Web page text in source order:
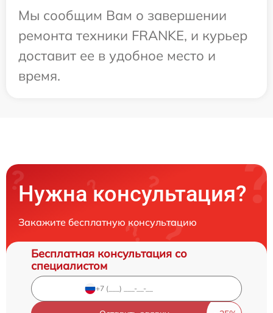
Мы сообщим Вам о завершении
ремонта техники FRANKE, и курьер
доставит ее в удобное место и
время.
Нужна консультация?
Закажите бесплатную консультацию
Бесплатная консультация со
специалистом